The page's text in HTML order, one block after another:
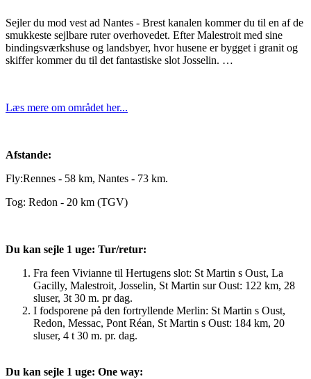
Sejler du mod vest ad Nantes - Brest kanalen kommer du til en af de
smukkeste sejlbare ruter overhovedet. Efter Malestroit med sine
bindingsværkshuse og landsbyer, hvor husene er bygget i granit og
skiffer kommer du til det fantastiske slot Josselin. …
Læs mere om området her...
Afstande:
Fly:Rennes - 58 km, Nantes - 73 km.
Tog: Redon - 20 km (TGV)
Du kan sejle 1 uge: Tur/retur:
Fra feen Vivianne til Hertugens slot: St Martin s Oust, La
Gacilly, Malestroit, Josselin, St Martin sur Oust: 122 km, 28
sluser, 3t 30 m. pr dag.
I fodsporene på den fortryllende Merlin: St Martin s Oust,
Redon, Messac, Pont Réan, St Martin s Oust: 184 km, 20
sluser, 4 t 30 m. pr. dag.
Du kan sejle 1 uge: One way: